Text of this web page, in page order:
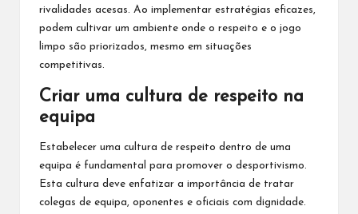
rivalidades acesas. Ao implementar estratégias eficazes,
podem cultivar um ambiente onde o respeito e o jogo
limpo são priorizados, mesmo em situações
competitivas.
Criar uma cultura de respeito na
equipa
Estabelecer uma cultura de respeito dentro de uma
equipa é fundamental para promover o desportivismo.
Esta cultura deve enfatizar a importância de tratar
colegas de equipa, oponentes e oficiais com dignidade.